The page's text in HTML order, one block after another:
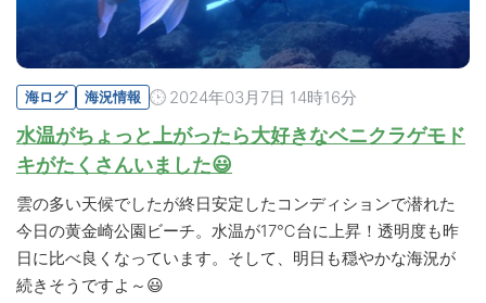
海ログ 海況情報 2024年03月7日 14時16分
水温がちょっと上がったら大好きなベニクラゲモド
キがたくさんいました😃
雲の多い天候でしたが終日安定したコンディションで潜れた
今日の黄金崎公園ビーチ。水温が17℃台に上昇！透明度も昨
日に比べ良くなっています。そして、明日も穏やかな海況が
続きそうですよ～😃